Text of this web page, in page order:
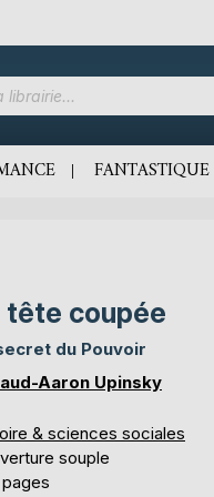
FANTASTIQUE
tête coupée
du Pouvoir
Aaron Upinsky
& sciences sociales
souple